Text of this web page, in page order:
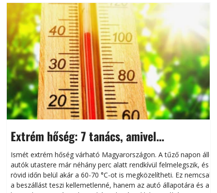
Extrém hőség: 7 tanács, amivel
megóvhatjuk autónkat a nyári károktól
Ismét extrém hőség várható Magyarországon. A tűző napon álló
autók utastere már néhány perc alatt rendkívül felmelegszik, és
rövid időn belül akár a 60-70 °C-ot is megközelítheti. Ez nemcsak
a beszállást teszi kellemetlenné, hanem az autó állapotára és a